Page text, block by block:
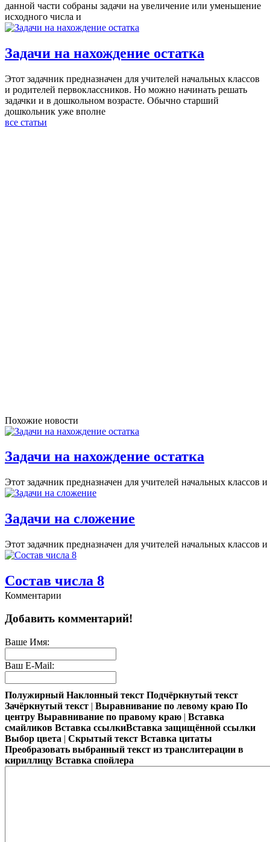
данной части собраны задачи на увеличение или уменьшение
исходного числа и
Задачи на нахождение остатка
Этот задачник предназначен для учителей начальных классов
и родителей первоклассников. Но можно начинать решать
задачки и в дошкольном возрасте. Обычно старший
дошкольник уже вполне
все статьи
Похожие новости
Задачи на нахождение остатка
Этот задачник предназначен для учителей начальных
Задачи на сложение
Этот задачник предназначен для учителей начальных
Состав числа 8
Задачи от Винни Пуха
Веселый счетДля того, чтобы ребенок учился с
Заполни пустые места
Для того, чтобы состав чисел от 1 до 10 действительно
Комментарии
Добавить комментарий!
Ваше Имя:
Ваш E-Mail:
Полужирный Наклонный текст Подчёркнутый текст
Зачёркнутый текст | Выравнивание по левому краю По
центру Выравнивание по правому краю | Вставка
смайликов Вставка ссылкиВставка защищённой ссылки
Выбор цвета | Скрытый текст Вставка цитаты
Преобразовать выбранный текст из транслитерации в
кириллицу Вставка спойлера